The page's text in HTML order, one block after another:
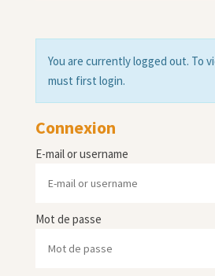
You are currently logged out. To
must first login.
Connexion
E-mail or username
Mot de passe